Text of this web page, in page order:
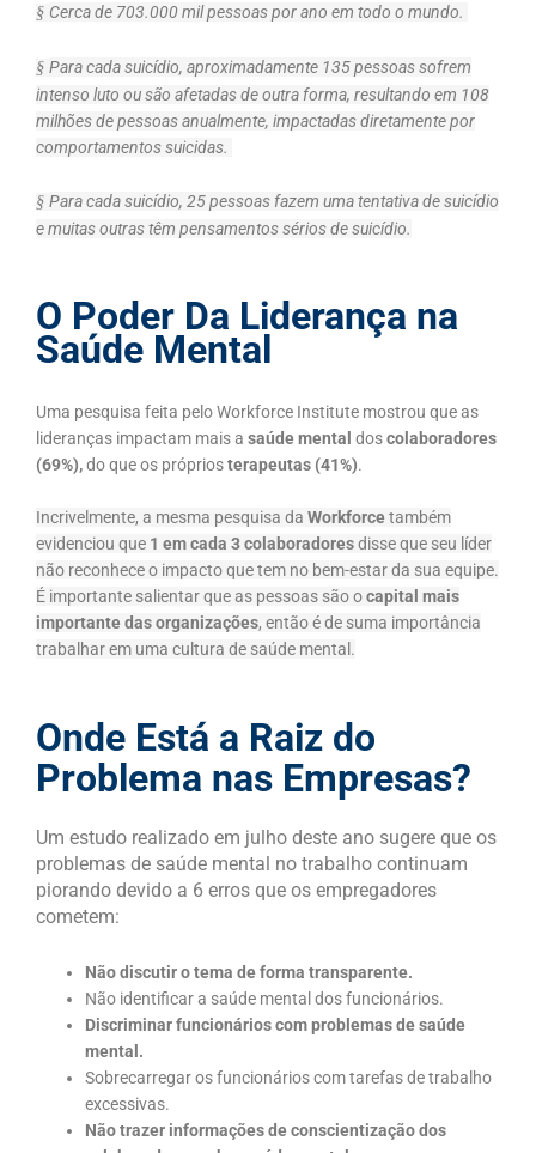
§ Cerca de 703.000 mil pessoas por ano em todo o mundo.
§ Para cada suicídio, aproximadamente 135 pessoas sofrem
intenso luto ou são afetadas de outra forma, resultando em 108
milhões de pessoas anualmente, impactadas diretamente por
comportamentos suicidas.
§ Para cada suicídio, 25 pessoas fazem uma tentativa de suicídio
e muitas outras têm pensamentos sérios de suicídio.
O Poder Da Liderança na
Saúde Mental
Uma pesquisa feita pelo Workforce Institute mostrou que as
lideranças impactam mais a saúde mental doscolaboradores
(69%),do que os própriosterapeutas (41%).
Incrivelmente, a mesma pesquisa da Workforcetambém
evidenciou que 1 em cada 3 colaboradoresdisse que seu líder
não reconhece o impacto que tem no bem-estar da sua equipe.
É importante salientar que as pessoas são ocapital mais
importante das organizações, então é de suma importância
trabalhar em uma cultura de saúde mental.
Onde Está a Raiz do
Problema nas Empresas?
Um estudo realizado em julho deste ano sugere que os
problemas de saúde mental no trabalho continuam
piorando devido a 6 erros que os empregadores
cometem:
Não discutir o tema de forma transparente.
Não identificar a saúde mental dos funcionários.
Discriminar funcionários com problemas de saúde
mental.
Sobrecarregar os funcionários com tarefas de trabalho
excessivas.
Não trazer informações de conscientização dos